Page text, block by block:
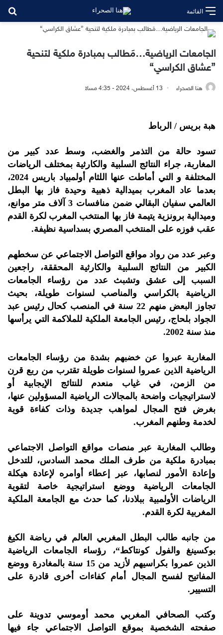
القائمة
الجامعات الرياضية…مَطالب بمبادرة ملكية لتنحية
”عشاق الكراسي“
هنا الصحراء 13 أغسطس، 2024 - 4:35 مساءً
هبة بريس / الرباط
تسود حالة من التذمر والغضب، وسط عدد كبير من
المغاربة، جراء النتائج السلبية والكارثية بمختلف الرياضات
المختلفة و التي أماطت عنها اللثام أولمبياد باريس 2024،
بعدما عاد المغرب بميدالية ذهبية وحيدة فاز بها البطل
العالمي سفيان البقالي ضمن منافسات 3 آلاف متر موانع،
وميدالية برونزية يتيمة فاز بها المنتخب المغرب لكرة القدم
عقب فوزه على المنتخب المصري بسداسية نظيفة.
وعبر عدد من رواد مواقع التواصل الاجتماعي عن سخطهم
الكبير من النتائج السلبية والكارثية المحققة، راجعين
السبب إلى عشق وتشبث عدد من رؤساء الجامعات
الرياضية بالكراسي والمناصب لسنوات طويلة، بحيث
تجاوز البعض منهم 22 سنة في المنصب كحال رئيس عبد
الجواد بلحاج، رئيس الجامعة الملكية للملاكمة التي يرأسها
منذ سنة 2002.
المغاربة عبروا عن خضبهم بشدة من رؤساء الجامعات
الرياضية الذين عمروا لسنوات طويلة تقترب من ربع قرن
من الزمن، في غياب منعدم للنتائج الإيجابية أو
لاستراتيجيات واضحة بالمجالات الرياضية المسؤولين عنها،
بغرض فتح المجال لمواهب جديدة وذات كفاءة قوية
لخدمة وطنهم المغرب.
وطالب المغاربة عبر منصات مواقع التواصل الاجتماعي
بمبادرة ملكية من طرف الملك محمد السادس، للتدخل
وإعادة الأمور لنصابها، عبر إعطاء أوامره لإعادة هيكلة
الجامعات الرياضية ووضع استراتيجية خاصة لتقوية
الرياضات الأولمبية ببلادنا، كما حدث مع الجامعة الملكية
المغربية لكرة القدم.
من جانبه طالب البطل المغربي العالم في رياضة الكيغ
بوكسينغ والفول كونتاكط“، رؤساء الجامعات الرياضية
الذين عمروا بكراسيهم لأزيد من 15 سنة بالمغادرة ووضع
المفاتيح لفسح المجال أمام كفاءات أخرى قادرة على
التسيير.
وكتب الصحافي المغربي محمد أوموسي تدوينة على
صفحته الشخصية بموقع التواصل الاجتماعي جاء فيها